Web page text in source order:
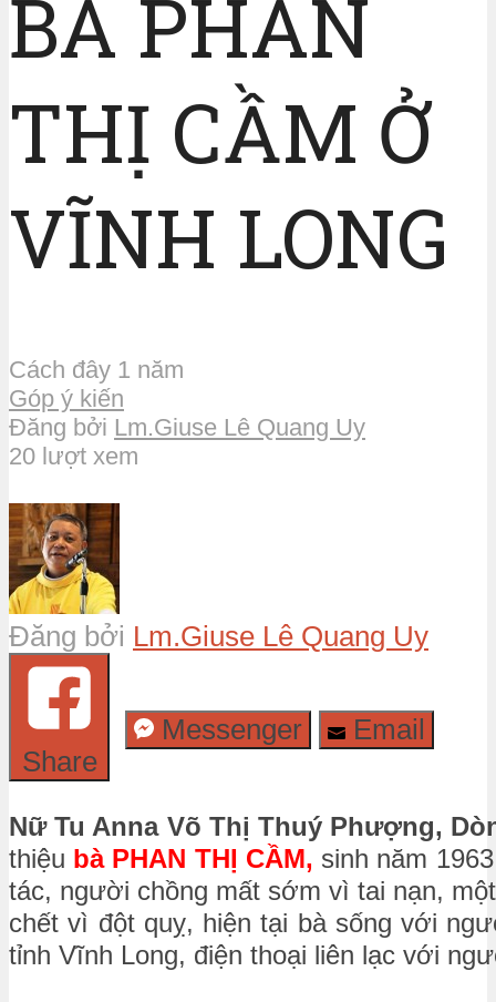
BÀ PHAN
THỊ CẦM Ở
VĨNH LONG
Cách đây 1 năm
Góp ý kiến
Đăng bởi Lm.Giuse Lê Quang Uy
20 lượt xem
Đăng bởi Lm.Giuse Lê Quang Uy
Share
Messenger Email
Nữ Tu Anna Võ Thị Thuý Phượng,
thiệu bà PHAN THỊ CẦM, sinh năm
tác, người chồng mất sớm vì tai nạn,
chết vì đột quỵ, hiện tại bà sống với
tỉnh Vĩnh Long, điện thoại liên lạc với